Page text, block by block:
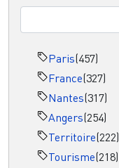
Paris(457)
France(327)
Nantes(317)
Angers(254)
Territoire(222)
Tourisme(218)